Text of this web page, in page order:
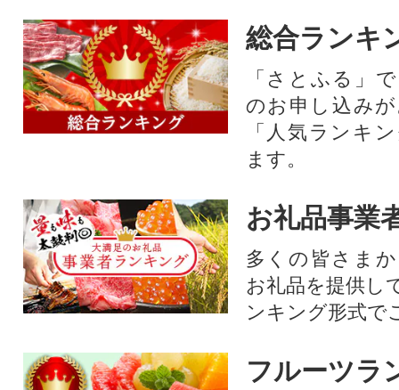
総合ランキ
「さとふる」
のお申し込み
「人気ランキ
ます。
お礼品事業
多くの皆さま
お礼品を提供し
ンキング形式で
フルーツラ